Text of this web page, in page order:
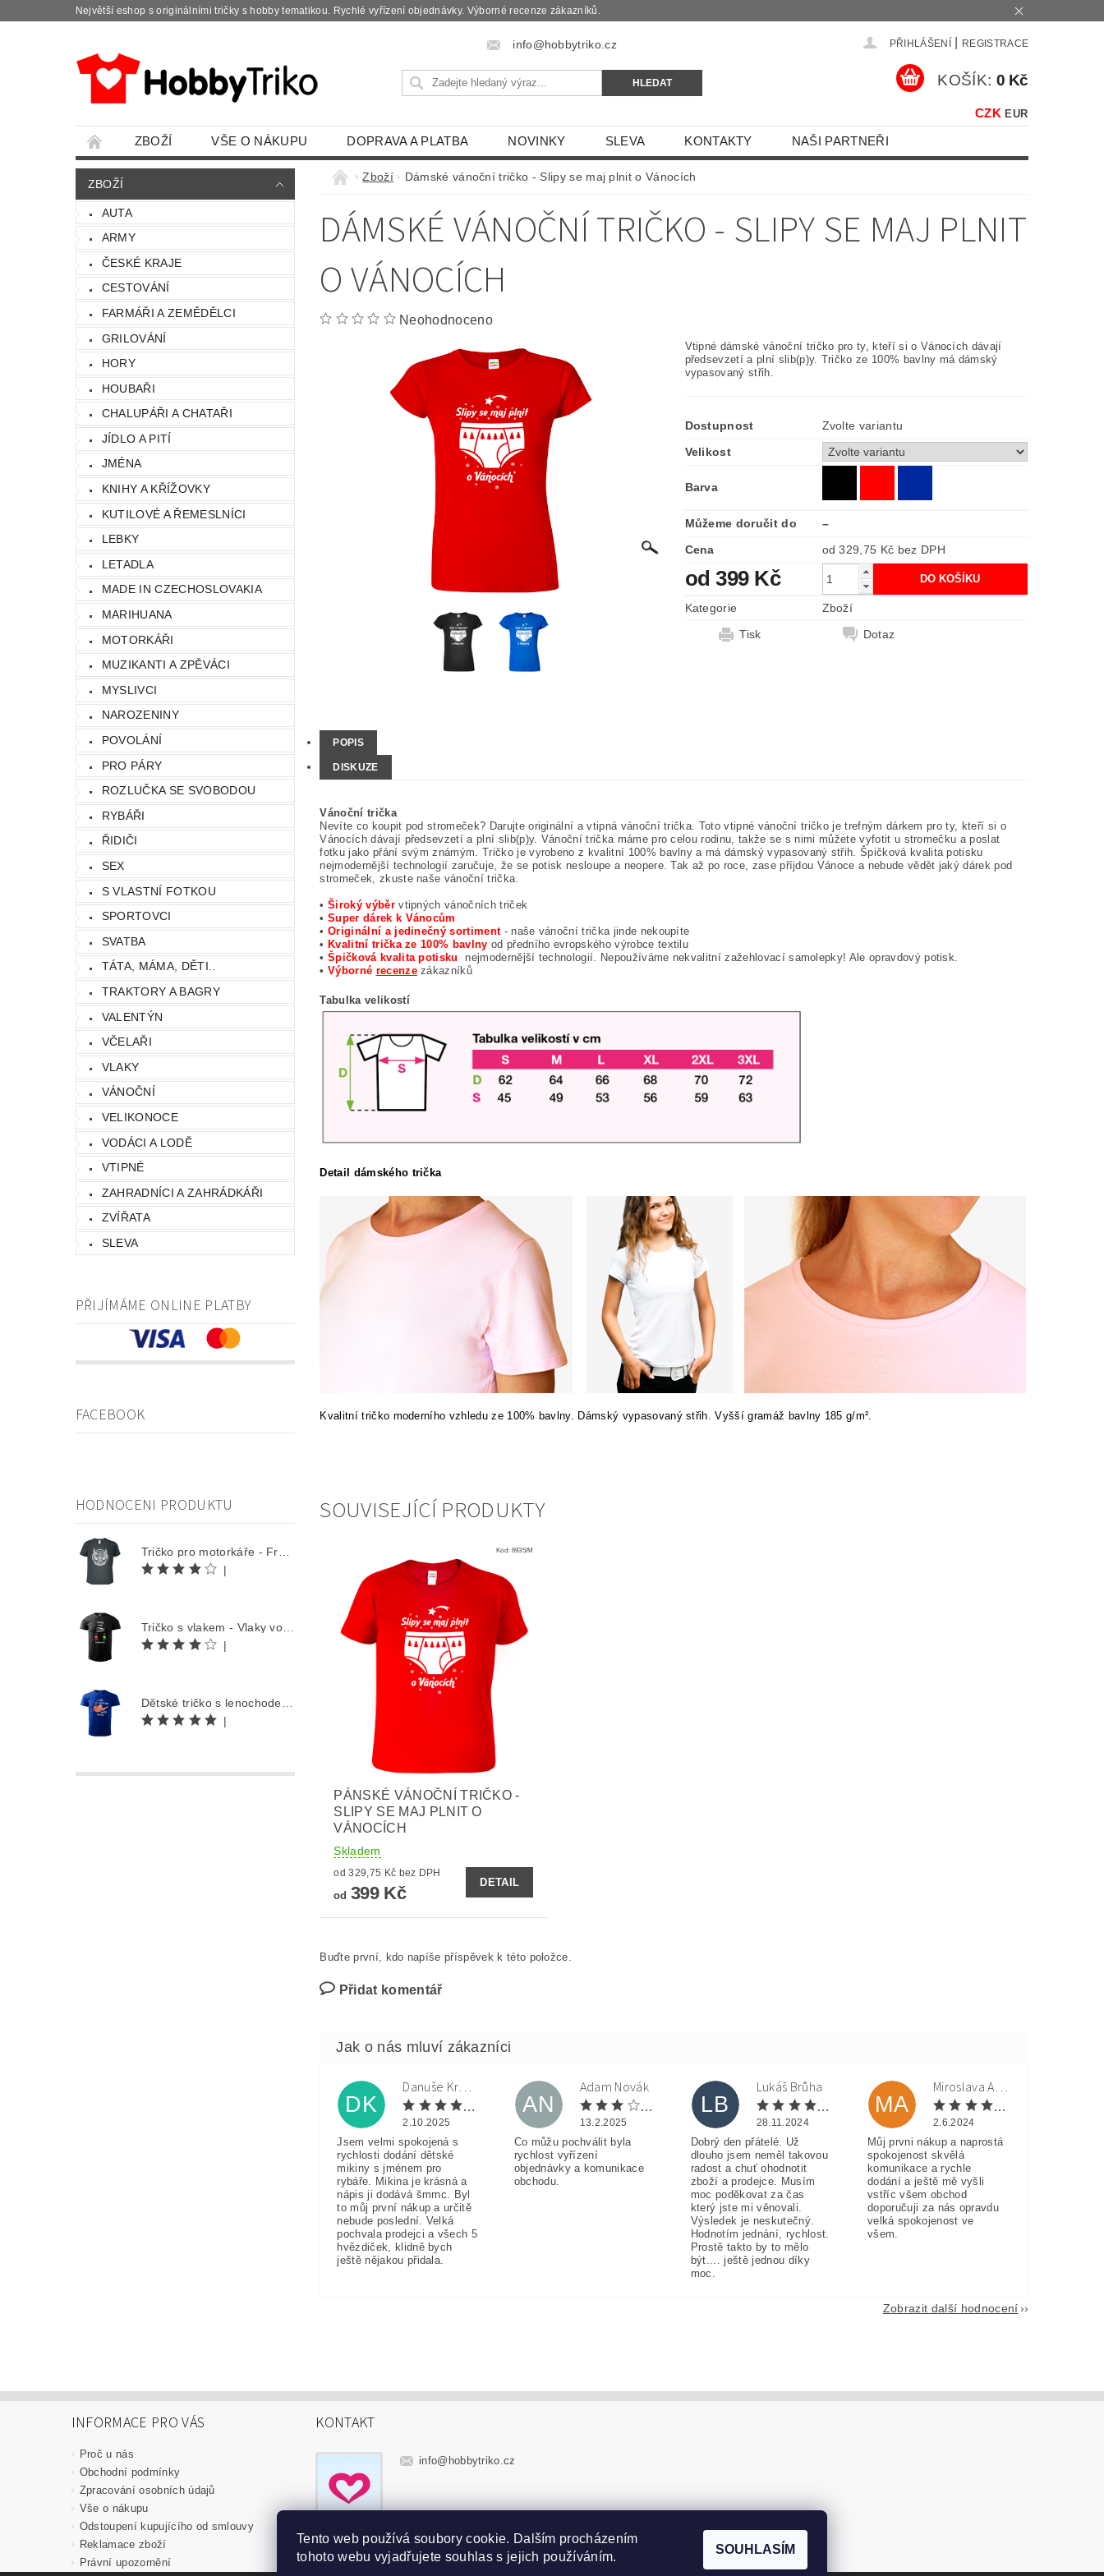
Největší eshop s originálními tričky s hobby tematikou. Rychlé vyřízení objednávky. Výborné recenze zákazníků.
info@hobbytriko.cz PŘIHLÁŠENÍ REGISTRACE
CZK EUR
KOŠÍK: 0 Kč
ZBOŽÍ VŠE O NÁKUPU DOPRAVA A PLATBA NOVINKY SLEVA KONTAKTY NAŠI PARTNEŘI
ZBOŽÍ
AUTA
ARMY
ČESKÉ KRAJE
CESTOVÁNÍ
FARMÁŘI A ZEMĚDĚLCI
GRILOVÁNÍ
HORY
HOUBAŘI
CHALUPÁŘI A CHATAŘI
JÍDLO A PITÍ
JMÉNA
KNIHY A KŘÍŽOVKY
KUTILOVÉ A ŘEMESLNÍCI
LEBKY
LETADLA
MADE IN CZECHOSLOVAKIA
MARIHUANA
MOTORKÁŘI
MUZIKANTI A ZPĚVÁCI
MYSLIVCI
NAROZENINY
POVOLÁNÍ
PRO PÁRY
ROZLUČKA SE SVOBODOU
RYBÁŘI
ŘIDIČI
SEX
S VLASTNÍ FOTKOU
SPORTOVCI
SVATBA
TÁTA, MÁMA, DĚTI..
TRAKTORY A BAGRY
VALENTÝN
VČELAŘI
VLAKY
VÁNOČNÍ
VELIKONOCE
VODÁCI A LODĚ
VTIPNÉ
ZAHRADNÍCI A ZAHRÁDKÁŘI
ZVÍŘATA
SLEVA
PŘIJÍMÁME ONLINE PLATBY
FACEBOOK
HODNOCENI PRODUKTU
|
|
|
Zboží Dámské vánoční tričko - Slipy se maj plnit o Vánocích
DÁMSKÉ VÁNOČNÍ TRIČKO - SLIPY SE MAJ PLNIT
O VÁNOCÍCH
Neohodnoceno
Vtipné dámské vánoční tričko pro ty, kteří si o Vánocích dávají
předsevzetí a plní slib(p)y. Tričko ze 100% bavlny má dámský
vypasovaný střih.
Dostupnost
Zvolte variantu
Velikost
Barva
Můžeme doručit do
–
Cena
od 329,75 Kč bez DPH
od 399 Kč
Kategorie
Zboží
Tisk
Dotaz
POPIS
DISKUZE
Vánoční trička
Nevíte co koupit pod stromeček? Darujte originální a vtipná vánoční trička. Toto vtipné vánoční tričko je trefným dárkem pro ty, kteří si o
Vánocích dávají předsevzetí a plní slib(p)y. Vánoční trička máme pro celou rodinu, takže se s nimi můžete vyfotit u stromečku a poslat
fotku jako přání svým známým. Tričko je vyrobeno z kvalitní 100% bavlny a má dámský vypasovaný střih. Špičková kvalita potisku
nejmodernější technologií zaručuje, že se potisk nesloupe a neopere. Tak až po roce, zase příjdou Vánoce a nebude vědět jaký dárek pod
stromeček, zkuste naše vánoční trička.
•Široký výběrvtipných vánočních triček
•Super dárek k Vánocům
•Originální a jedinečný sortiment - naše vánoční trička jinde nekoupíte
•Kvalitní trička ze 100% bavlny od předního evropského výrobce textilu
•Špičková kvalita potisku
nejmodernější technologií. Nepoužíváme nekvalitní zažehlovací samolepky! Ale opravdový potisk.
•Výborné recenzezákazníků
Tabulka velikostí
Detail dámského trička
Kvalitní tričko moderního vzhledu ze 100% bavlny. Dámský vypasovaný střih. Vyšší gramáž bavlny 185 g/m².
SOUVISEJÍCÍ PRODUKTY
Kód: 6935/M
PÁNSKÉ VÁNOČNÍ TRIČKO -
SLIPY SE MAJ PLNIT O
VÁNOCÍCH
Skladem
od 329,75 Kč bez DPH
od 399 Kč
DETAIL
Buďte první, kdo napíše příspěvek k této položce.
Přidat komentář
DK
Danuše Krulová
2.10.2025
Jsem velmi spokojená s
rychlosti dodání dětské
mikiny s jménem pro
rybáře. Mikina je krásná a
nápis ji dodává šmrnc. Byl
to můj první nákup a určitě
nebude poslední. Velká
pochvala prodejci a všech 5
hvězdiček, klidně bych
ještě nějakou přidala.
AN
Adam Novák
13.2.2025
Co můžu pochválit byla
rychlost vyřízení
objednávky a komunikace
obchodu.
LB
Lukáš Brůha
28.11.2024
Dobrý den přátelé. Už
dlouho jsem neměl takovou
radost a chuť ohodnotit
zboží a prodejce. Musím
moc poděkovat za čas
který jste mi věnovali.
Výsledek je neskutečný.
Hodnotím jednání, rychlost.
Prostě takto by to mělo
být.... ještě jednou díky
moc.
MA
Miroslava Andorková
2.6.2024
Můj prvni nákup a naprostá
spokojenost skvělá
komunikace a rychle
dodání a ještě mě vyšli
vstříc všem obchod
doporučuji za nás opravdu
velká spokojenost ve
všem.
Zobrazit další hodnocení
INFORMACE PRO VÁS
Proč u nás
Obchodní podmínky
Zpracování osobních údajů
Vše o nákupu
Odstoupení kupujícího od smlouvy
Reklamace zboží
Právní upozornění
KONTAKT
info@ hobbytriko.cz
Tento web používá soubory cookie. Dalším procházením
tohoto webu vyjadřujete souhlas s jejich používáním.
SOUHLASÍM